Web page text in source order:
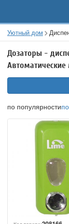
Уютный дом
Дозаторы -
по популярности